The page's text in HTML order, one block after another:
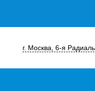
г. Москва, 6-я